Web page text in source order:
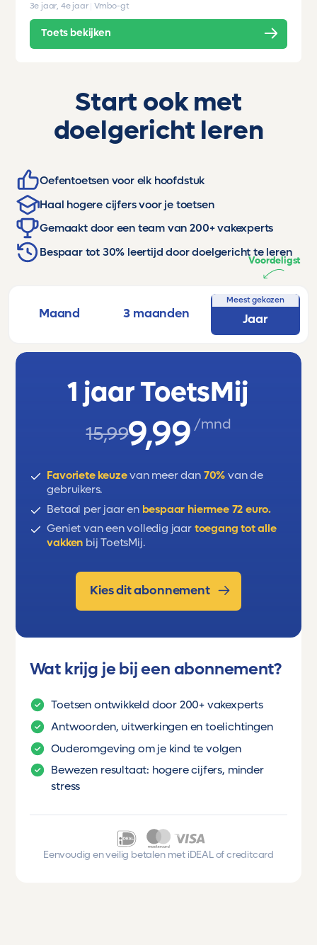
3e jaar, 4e jaar Vmbo-gt
Toets bekijken
Start ook met
doelgericht leren
Oefentoetsen voor elk hoofdstuk
Haal hogere cijfers voor je toetsen
Gemaakt door een team van 200+ vakexperts
Bespaar tot 30% leertijd door doelgericht te leren
Maand 3 maanden
Meest gekozen
Jaar
Voordeligst
1 jaar ToetsMij
15,999,99 /mnd
Favoriete keuzevan meer dan 70% van de
gebruikers.
Betaal per jaar en bespaar hiermee 72 euro.
Geniet van een volledig jaar toegang tot alle
vakken bij ToetsMij.
Kies dit abonnement
Wat krijg je bij een abonnement?
Toetsen ontwikkeld door 200+ vakexperts
Antwoorden, uitwerkingen en toelichtingen
Ouderomgeving om je kind te volgen
Bewezen resultaat: hogere cijfers, minder
stress
Eenvoudig en veilig betalen met iDEAL of creditcard